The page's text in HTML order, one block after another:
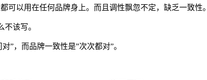
可以用在任何品牌身上。而且调性飘忽不定，缺乏一致性。
该写。
”，而品牌一致性是”次次都对”。